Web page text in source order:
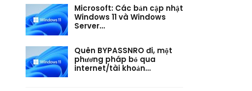
Microsoft: Các bản cập nhật
Windows 11 và Windows
Server…
Quên BYPASSNRO đi, một
phương pháp bỏ qua
internet/tài khoản…